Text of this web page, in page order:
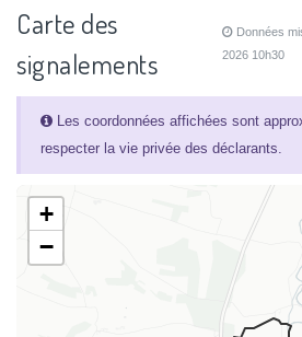
Carte des
signalements
Données
2026 10h30
Les coordonnées affichées sont
respecter la vie privée des déclarants.
+
−